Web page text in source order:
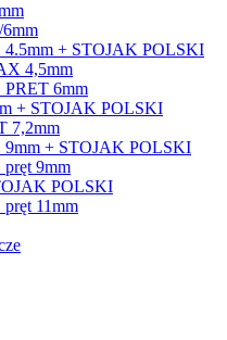
+ STOJAK POLSKI
4,5mm
6mm
+ STOJAK POLSKI
7,2mm
+ STOJAK POLSKI
9mm
POLSKI
11mm